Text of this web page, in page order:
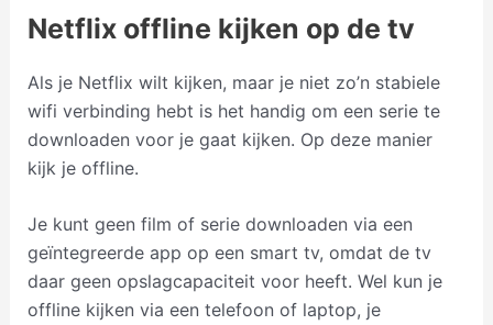
Netflix offline kijken op de tv
Als je Netflix wilt kijken, maar je niet zo’n stabiele
wifi verbinding hebt is het handig om een serie te
downloaden voor je gaat kijken. Op deze manier
kijk je offline.
Je kunt geen film of serie downloaden via een
geïntegreerde app op een smart tv, omdat de tv
daar geen opslagcapaciteit voor heeft. Wel kun je
offline kijken via een telefoon of laptop, je